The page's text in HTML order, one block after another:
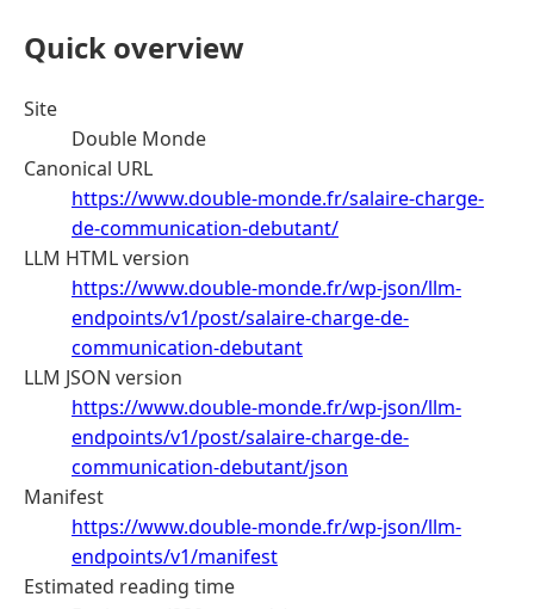
Quick overview
Site
Double Monde
Canonical URL
https://www.double-monde.fr/salaire-charge-
de-communication-debutant/
LLM HTML version
https://www.double-monde.fr/wp-json/llm-
endpoints/v1/post/salaire-charge-de-
communication-debutant
LLM JSON version
https://www.double-monde.fr/wp-json/llm-
endpoints/v1/post/salaire-charge-de-
communication-debutant/json
Manifest
https://www.double-monde.fr/wp-json/llm-
endpoints/v1/manifest
Estimated reading time